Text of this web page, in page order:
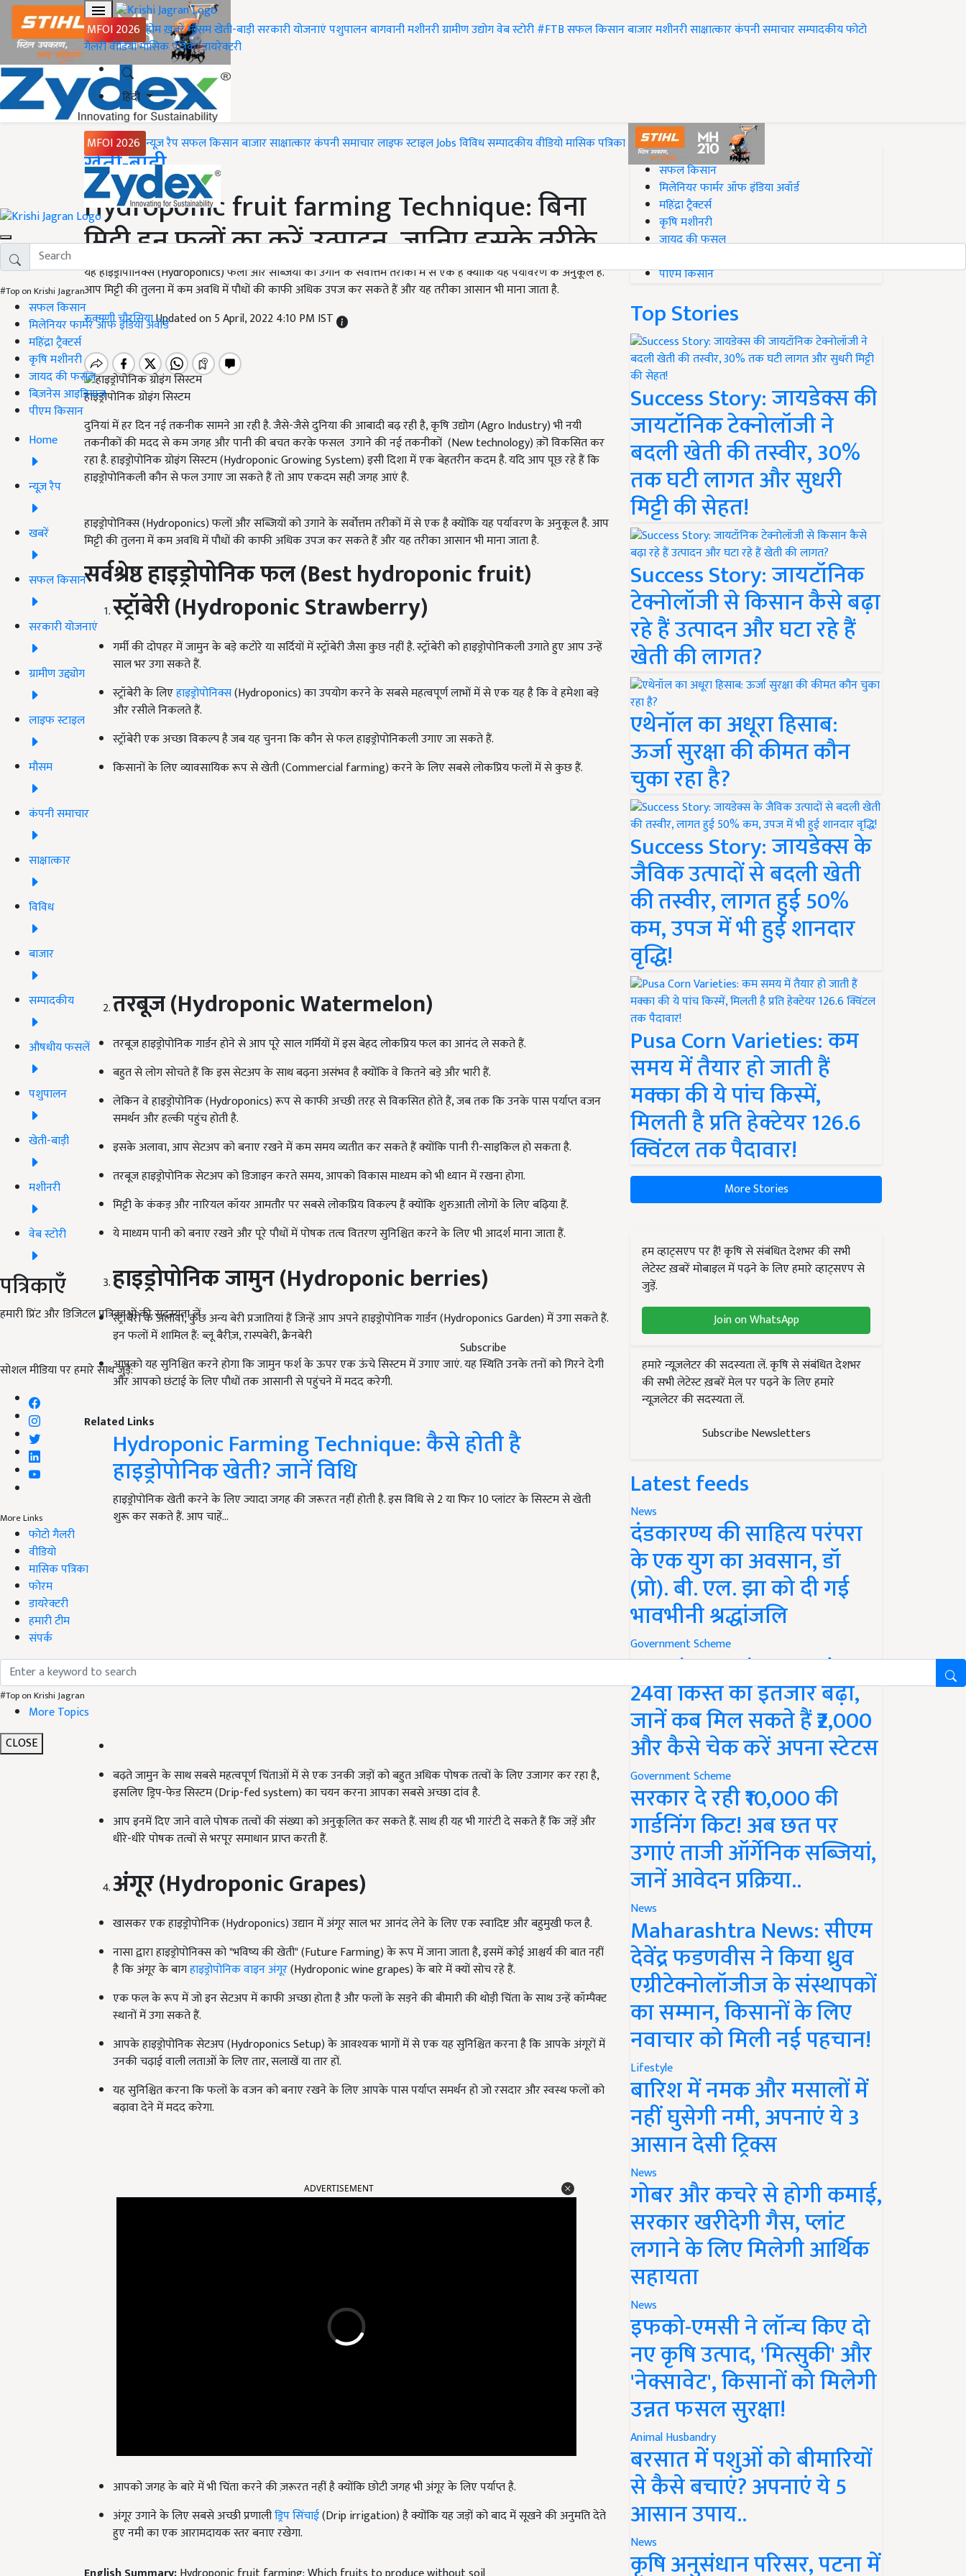
MFOI 2026 होमख़बरेंमौसमखेती-बाड़ीसरकारी योजनाएंपशुपालनबागवानीमशीनरीग्रामीण उद्योगवेब स्टोरी#FTBसफल किसानबाजारमशीनरीसाक्षात्कारकंपनी समाचारसम्पादकीयफोटो
गैलरीवीडियोमासिक पत्रिकाडायरेक्टरी
हिंदी
MFOI 2026 न्यूज़ रैपसफल किसानबाजारसाक्षात्कारकंपनी समाचारलाइफ स्टाइलJobsविविधसम्पादकीयवीडियोमासिक पत्रिका
#Top on Krishi Jagran
सफल किसान
मिलेनियर फार्मर ऑफ इंडिया अवॉर्ड
महिंद्रा ट्रैक्टर्स
कृषि मशीनरी
जायद की फसल
बिज़नेस आइडियाज
पीएम किसान
Home
न्यूज़ रैप
खबरें
सफल किसान
सरकारी योजनाएं
ग्रामीण उद्द्योग
लाइफ स्टाइल
मौसम
कंपनी समाचार
साक्षात्कार
विविध
बाजार
सम्पादकीय
औषधीय फसलें
पशुपालन
खेती-बाड़ी
मशीनरी
वेब स्टोरी
पत्रिकाएँ
हमारी प्रिंट और डिजिटल पत्रिकाओं की सदस्यता लें
Subscribe
सोशल मीडिया पर हमारे साथ जुड़ें:
More Links
फोटो गैलरी
वीडियो
मासिक पत्रिका
फोरम
डायरेक्टरी
हमारी टीम
संपर्क
#Top on Krishi Jagran
More Topics
CLOSE
Home
खेती-बाड़ी
Hydroponic fruit farming Technique: बिना
मिट्टी इन फलों का करें उत्पादन, जानिए इसके तरीके
यह हाइड्रोपोनिक्स (Hydroponics) फलों और सब्जियों को उगाने के सर्वोत्तम तरीकों में से एक है क्योंकि यह पर्यावरण के अनुकूल है.
आप मिट्टी की तुलना में कम अवधि में पौधों की काफी अधिक उपज कर सकते हैं और यह तरीका आसान भी माना जाता है.
रुक्मणी चौरसियाUpdated on 5 April, 2022 4:10 PM IST
हाइड्रोपोनिक ग्रोइंग सिस्टम
दुनियां में हर दिन नई तकनीक सामने आ रही है. जैसे-जैसे दुनिया की आबादी बढ़ रही है, कृषि उद्योग (Agro Industry) भी नयी
तकनीकों की मदद से कम जगह और पानी की बचत करके फसल उगाने की नई तकनीकों (New technology) क़ॊ विकसित कर
रहा है. हाइड्रोपोनिक ग्रोइंग सिस्टम (Hydroponic Growing System) इसी दिशा में एक बेहतरीन कदम है. यदि आप पूछ रहे हैं कि
हाइड्रोपोनिकली कौन से फल उगाए जा सकते हैं तो आप एकदम सही जगह आएं है.
हाइड्रोपोनिक्स (Hydroponics) फलों और सब्जियों को उगाने के सर्वोत्तम तरीकों में से एक है क्योंकि यह पर्यावरण के अनुकूल है. आप
मिट्टी की तुलना में कम अवधि में पौधों की काफी अधिक उपज कर सकते हैं और यह तरीका आसान भी माना जाता है.
सर्वश्रेष्ठ हाइड्रोपोनिक फल (Best hydroponic fruit)
स्ट्रॉबेरी (Hydroponic Strawberry)
गर्मी की दोपहर में जामुन के बड़े कटोरे या सर्दियों में स्ट्रॉबेरी जैसा कुछ नहीं है. स्ट्रॉबेरी को हाइड्रोपोनिकली उगाते हुए आप उन्हें
साल भर उगा सकते हैं.
स्ट्रॉबेरी के लिएहाइड्रोपोनिक्स(Hydroponics) का उपयोग करने के सबसे महत्वपूर्ण लाभों में से एक यह है कि वे हमेशा बड़े
और रसीले निकलते हैं.
स्ट्रॉबेरी एक अच्छा विकल्प है जब यह चुनना कि कौन से फल हाइड्रोपोनिकली उगाए जा सकते हैं.
किसानों के लिए व्यावसायिक रूप से खेती (Commercial farming) करने के लिए सबसे लोकप्रिय फलों में से कुछ हैं.
तरबूज (Hydroponic Watermelon)
तरबूज हाइड्रोपोनिक गार्डन होने से आप पूरे साल गर्मियों में इस बेहद लोकप्रिय फल का आनंद ले सकते हैं.
बहुत से लोग सोचते हैं कि इस सेटअप के साथ बढ़ना असंभव है क्योंकि वे कितने बड़े और भारी हैं.
लेकिन वे हाइड्रोपोनिक (Hydroponics) रूप से काफी अच्छी तरह से विकसित होते हैं, जब तक कि उनके पास पर्याप्त वजन
समर्थन और हल्की पहुंच होती है.
इसके अलावा, आप सेटअप को बनाए रखने में कम समय व्यतीत कर सकते हैं क्योंकि पानी री-साइकिल हो सकता है.
तरबूज हाइड्रोपोनिक सेटअप को डिजाइन करते समय, आपको विकास माध्यम को भी ध्यान में रखना होगा.
मिट्टी के कंकड़ और नारियल कॉयर आमतौर पर सबसे लोकप्रिय विकल्प हैं क्योंकि शुरुआती लोगों के लिए बढ़िया हैं.
ये माध्यम पानी को बनाए रखने और पूरे पौधों में पोषक तत्व वितरण सुनिश्चित करने के लिए भी आदर्श माना जाता हैं.
हाइड्रोपोनिक जामुन (Hydroponic berries)
स्ट्रॉबेरी के अलावा, कुछ अन्य बेरी प्रजातियां हैं जिन्हें आप अपने हाइड्रोपोनिक गार्डन (Hydroponics Garden) में उगा सकते हैं.
इन फलों में शामिल हैं: ब्लू बैरीज़, रास्पबेरी, क्रैनबेरी
आपको यह सुनिश्चित करने होगा कि जामुन फर्श के ऊपर एक ऊंचे सिस्टम में उगाए जाएं. यह स्थिति उनके तनों को गिरने देगी
और आपको छंटाई के लिए पौधों तक आसानी से पहुंचने में मदद करेगी.
Related Links
Hydroponic Farming Technique: कैसे होती है
हाइड्रोपोनिक खेती? जानें विधि
हाइड्रोपोनिक खेती करने के लिए ज्यादा जगह की जरूरत नहीं होती है. इस विधि से 2 या फिर 10 प्लांटर के सिस्टम से खेती
शुरू कर सकते हैं. आप चाहें…
बढ़ते जामुन के साथ सबसे महत्वपूर्ण चिंताओं में से एक उनकी जड़ों को बहुत अधिक पोषक तत्वों के लिए उजागर कर रहा है,
इसलिए ड्रिप-फेड सिस्टम (Drip-fed system) का चयन करना आपका सबसे अच्छा दांव है.
आप इनमें दिए जाने वाले पोषक तत्वों की संख्या को अनुकूलित कर सकते हैं. साथ ही यह भी गारंटी दे सकते हैं कि जड़ें और
धीरे-धीरे पोषक तत्वों से भरपूर समाधान प्राप्त करती हैं.
अंगूर (Hydroponic Grapes)
खासकर एक हाइड्रोपोनिक (Hydroponics) उद्यान में अंगूर साल भर आनंद लेने के लिए एक स्वादिष्ट और बहुमुखी फल है.
नासा द्वारा हाइड्रोपोनिक्स को "भविष्य की खेती" (Future Farming) के रूप में जाना जाता है, इसमें कोई आश्चर्य की बात नहीं
है कि अंगूर के बागहाइड्रोपोनिक वाइन अंगूर(Hydroponic wine grapes) के बारे में क्यों सोच रहे हैं.
एक फल के रूप में जो इन सेटअप में काफी अच्छा होता है और फलों के सड़ने की बीमारी की थोड़ी चिंता के साथ उन्हें कॉम्पैक्ट
स्थानों में उगा सकते हैं.
आपके हाइड्रोपोनिक सेटअप (Hydroponics Setup) के आवश्यक भागों में से एक यह सुनिश्चित करना है कि आपके अंगूरों में
उनकी चढ़ाई वाली लताओं के लिए तार, सलाखें या तार हों.
यह सुनिश्चित करना कि फलों के वजन को बनाए रखने के लिए आपके पास पर्याप्त समर्थन हो जो रसदार और स्वस्थ फलों को
बढ़ावा देने में मदद करेगा.
(Drip irrigation) है क्योंकि यह जड़ों को बाद में सूखने की अनुमति देते
हुए नमी का एक आरामदायक स्तर बनाए रखेगा.
#Top on Krishi Jagran
सफल किसान
मिलेनियर फार्मर ऑफ इंडिया अवॉर्ड
महिंद्रा ट्रैक्टर्स
कृषि मशीनरी
जायद की फसल
पीएम किसान
Top Stories
Success Story: जायडेक्स की
जायटॉनिक टेक्नोलॉजी ने
बदली खेती की तस्वीर, 30%
तक घटी लागत और सुधरी
मिट्टी की सेहत!
Success Story: जायटॉनिक
टेक्नोलॉजी से किसान कैसे बढ़ा
रहे हैं उत्पादन और घटा रहे हैं
खेती की लागत?
एथेनॉल का अधूरा हिसाब:
ऊर्जा सुरक्षा की कीमत कौन
चुका रहा है?
Success Story: जायडेक्स के
जैविक उत्पादों से बदली खेती
की तस्वीर, लागत हुई 50%
कम, उपज में भी हुई शानदार
वृद्धि!
Pusa Corn Varieties: कम
समय में तैयार हो जाती हैं
मक्का की ये पांच किस्में,
मिलती है प्रति हेक्टेयर 126.6
क्विंटल तक पैदावार!
More Stories
हम व्हाट्सएप पर हैं! कृषि से संबंधित देशभर की सभी
लेटेस्ट ख़बरें मोबाइल में पढ़ने के लिए हमारे व्हाट्सएप से
जुड़ें.
Join on WhatsApp
हमारे न्यूज़लेटर की सदस्यता लें. कृषि से संबंधित देशभर
की सभी लेटेस्ट ख़बरें मेल पर पढ़ने के लिए हमारे
न्यूज़लेटर की सदस्यता लें.
Subscribe Newsletters
Latest feeds
News
दंडकारण्य की साहित्य परंपरा
के एक युग का अवसान, डॉ
(प्रो). बी. एल. झा को दी गई
भावभीनी श्रद्धांजलि
Government Scheme
PM Kisan Yojana Update:
24वीं किस्त का इंतजार बढ़ा,
जानें कब मिल सकते हैं ₹2,000
और कैसे चेक करें अपना स्टेटस
Government Scheme
सरकार दे रही ₹10,000 की
गार्डनिंग किट! अब छत पर
उगाएं ताजी ऑर्गेनिक सब्जियां,
जानें आवेदन प्रक्रिया..
News
Maharashtra News: सीएम
देवेंद्र फडणवीस ने किया ध्रुव
एग्रीटेक्नोलॉजीज के संस्थापकों
का सम्मान, किसानों के लिए
नवाचार को मिली नई पहचान!
Lifestyle
बारिश में नमक और मसालों में
नहीं घुसेगी नमी, अपनाएं ये 3
आसान देसी ट्रिक्स
News
गोबर और कचरे से होगी कमाई,
सरकार खरीदेगी गैस, प्लांट
लगाने के लिए मिलेगी आर्थिक
सहायता
News
इफको-एमसी ने लॉन्च किए दो
नए कृषि उत्पाद, 'मित्सुकी' और
'नेक्सावेट', किसानों को मिलेगी
उन्नत फसल सुरक्षा!
Animal Husbandry
बरसात में पशुओं को बीमारियों
से कैसे बचाएं? अपनाएं ये 5
आसान उपाय..
News
कृषि अनुसंधान परिसर, पटना में